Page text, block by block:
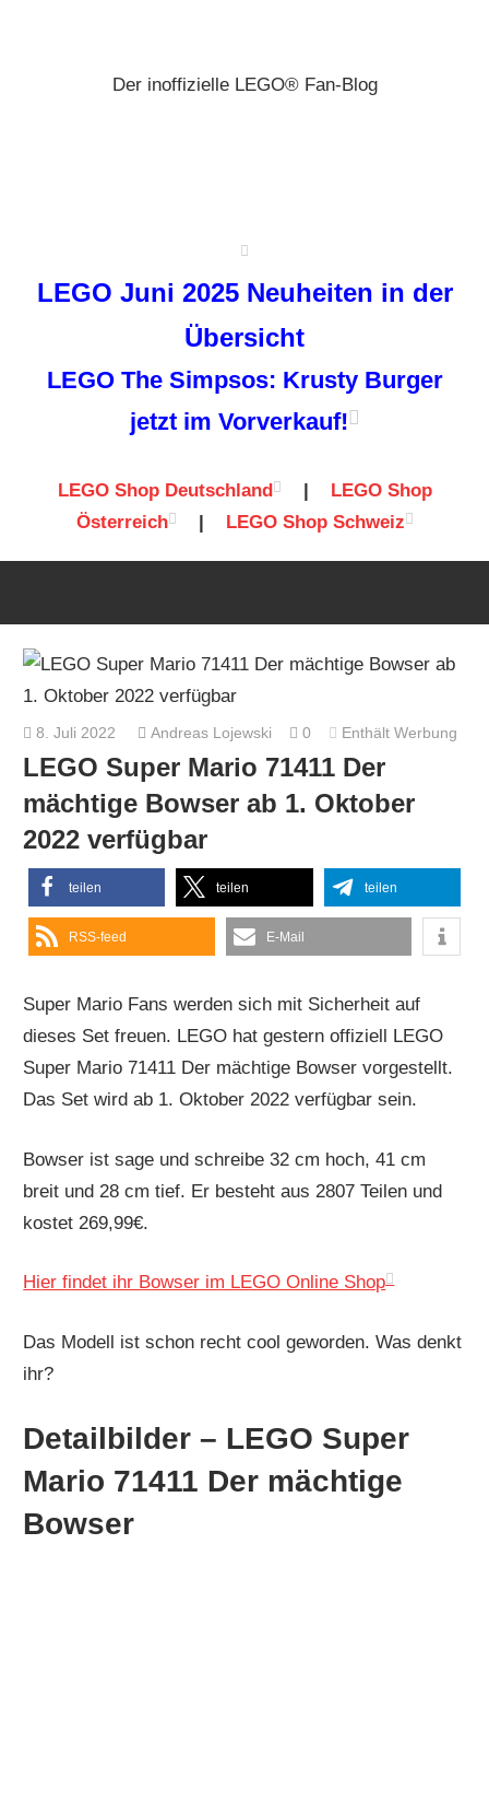
Der inoffizielle LEGO® Fan-Blog
LEGO Juni 2025 Neuheiten in der
Übersicht
LEGO The Simpsos: Krusty Burger
jetzt im Vorverkauf!
LEGO Shop Deutschland | LEGO Shop
Österreich
| LEGO Shop Schweiz
8. Juli 2022 Andreas Lojewski 0 Enthält Werbung
LEGO Super Mario 71411 Der
mächtige Bowser ab 1. Oktober
2022 verfügbar
teilen teilen teilen
RSS-feed E-Mail
Super Mario Fans werden sich mit Sicherheit auf
dieses Set freuen. LEGO hat gestern offiziell LEGO
Super Mario 71411 Der mächtige Bowser vorgestellt.
Das Set wird ab 1. Oktober 2022 verfügbar sein.
Bowser ist sage und schreibe 32 cm hoch, 41 cm
breit und 28 cm tief. Er besteht aus 2807 Teilen und
kostet 269,99€.
Hier findet ihr Bowser im LEGO Online Shop
Das Modell ist schon recht cool geworden. Was denkt
ihr?
Detailbilder – LEGO Super
Mario 71411 Der mächtige
Bowser